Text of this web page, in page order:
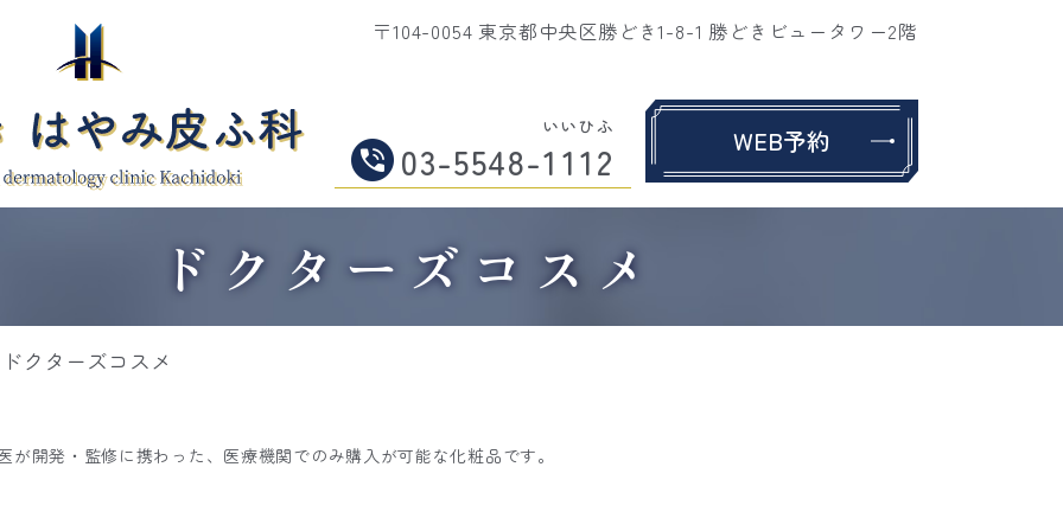
〒104-0054 東京都中央区勝どき1-8-1 勝どきビュータワー2階
03-5548-1
い
1
い
1
ひ
2
ふ WEB予約
ドクターズコスメ
ドクターズコスメ
が開発・監修に携わった、医療機関でのみ購入が可能な化粧品です。